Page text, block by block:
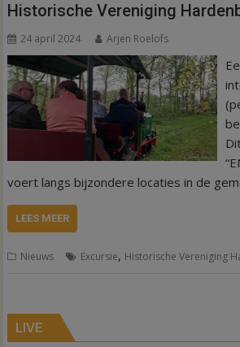
Historische Vereniging
24 april 2024 Arjen Roelofs
voert langs bijzondere locaties in de
LEES MEER
Nieuws Excursie, Historische Vereniging
LIVE